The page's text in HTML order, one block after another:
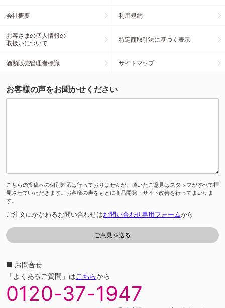
会社概要 利用規約
お客さまの個人情報の
取扱いについて
特定商取引法に基づく表示
酒類販売管理者標識 サイトマップ
お客様の声をお聞かせください
こちらの投稿への個別対応は行っておりませんが、頂いたご意見はスタッフがすべて拝
見させていただきます。お客様の声をもとに商品開発・サイト改善を行ってまいりま
す。
ご注文にかかわるお問い合わせはお問い合わせ専用フォームから
■ お問合せ
「よくあるご質問」はこちらから
0120-37-1947